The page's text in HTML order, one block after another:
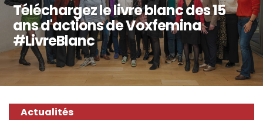
Téléchargez le livre blanc des 15
ans d'actions de Voxfemina
#LivreBlanc
Actualités